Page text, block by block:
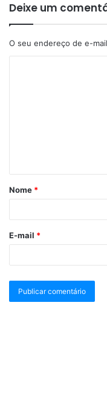
Deixe um
O seu endereço de e-
Nome *
E-mail *